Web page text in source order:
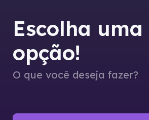
Escolha uma
opção!
O que você deseja fazer?